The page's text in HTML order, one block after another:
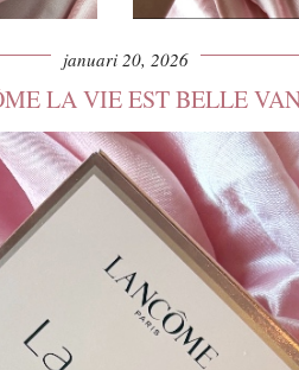
januari 20, 2026
LA VIE EST BELLE